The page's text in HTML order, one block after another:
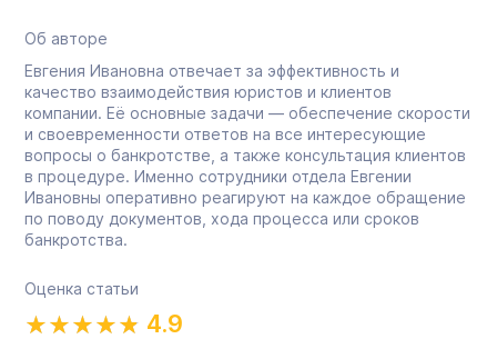
Об авторе
Евгения Ивановна отвечает за эффективность и
качество взаимодействия юристов и клиентов
компании. Её основные задачи — обеспечение скорости
и своевременности ответов на все интересующие
вопросы о банкротстве, а также консультация клиентов
в процедуре. Именно сотрудники отдела Евгении
Ивановны оперативно реагируют на каждое обращение
по поводу документов, хода процесса или сроков
банкротства.
Оценка статьи
4.9